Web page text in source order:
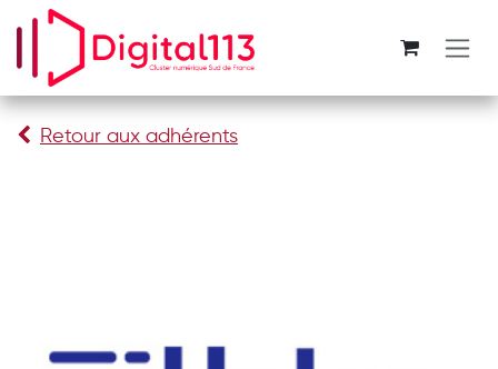
Se rendre au contenu
Retour aux adhérents